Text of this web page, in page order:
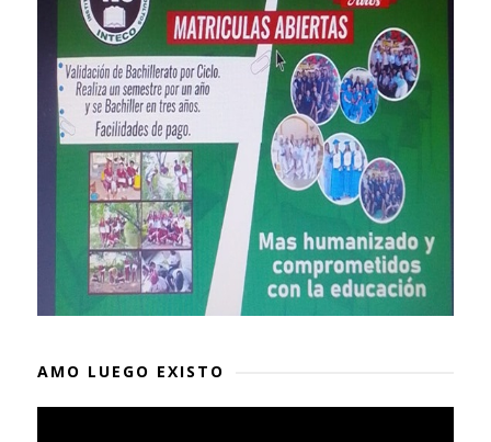
AMO LUEGO EXISTO